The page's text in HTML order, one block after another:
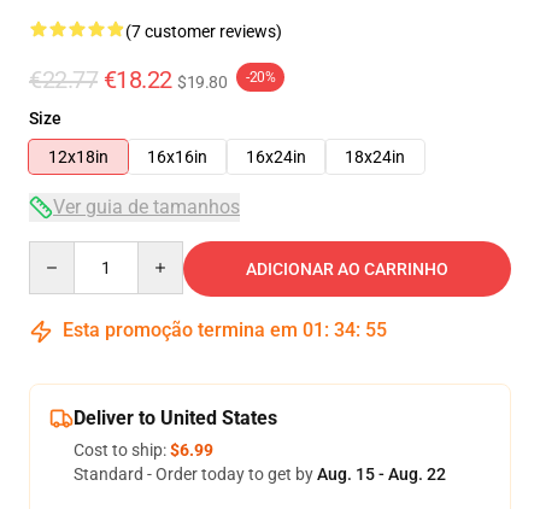
(7 customer reviews)
€22.77 €18.22 $19.80 -20%
Size
12x18in
16x16in 16x24in 18x24in
Ver guia de tamanhos
ADICIONAR AO CARRINHO
Esta promoção termina em 01 : 34: 55
Deliver to United States
Cost to ship:$6.99
Standard - Order today to get byAug. 15 - Aug. 22